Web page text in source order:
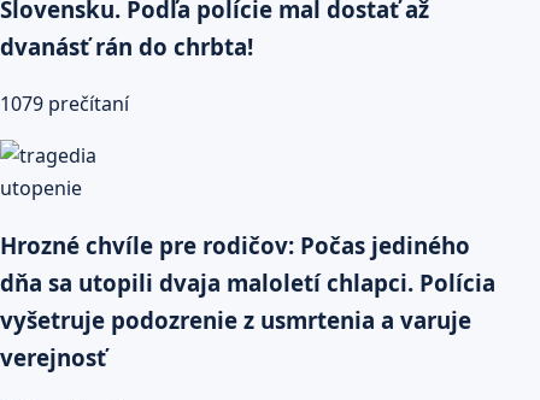
Slovensku. Podľa polície mal dostať až
dvanásť rán do chrbta!
1079 prečítaní
Hrozné chvíle pre rodičov: Počas jediného
dňa sa utopili dvaja maloletí chlapci. Polícia
vyšetruje podozrenie z usmrtenia a varuje
verejnosť